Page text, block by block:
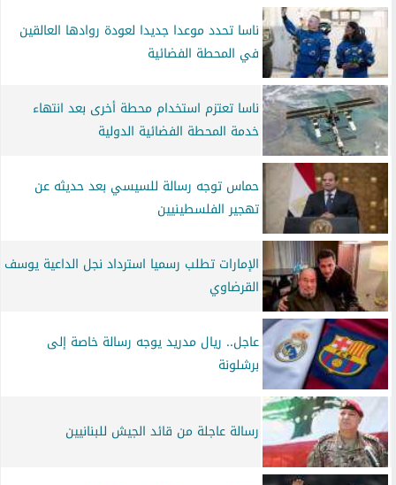
ناسا تحدد موعدا جديدا لعودة روادها العالقين
في المحطة الفضائية
ناسا تعتزم استخدام محطة أخرى بعد انتهاء
خدمة المحطة الفضائية الدولية
حماس توجه رسالة للسيسي بعد حديثه عن
تهجير الفلسطينيين
الإمارات تطلب رسميا استرداد نجل الداعية يوسف
القرضاوي
عاجل.. ريال مدريد يوجه رسالة خاصة إلى
برشلونة
رسالة عاجلة من قائد الجيش للبنانيين